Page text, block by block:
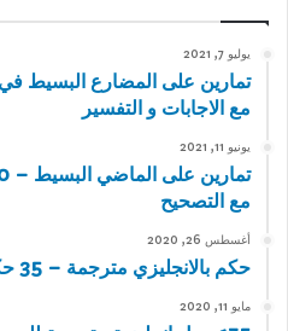
يوليو 7, 2021
مع الاجابات و التفسير
يونيو 11, 2021
مع التصحيح
أغسطس 26, 2020
حكم بالانجليزي مترجمة – 35 حكمة انجليزية مع النطق
مايو 11, 2020